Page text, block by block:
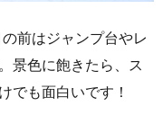
前はジャンプ台やレ
景色に飽きたら、ス
でも面白いです！